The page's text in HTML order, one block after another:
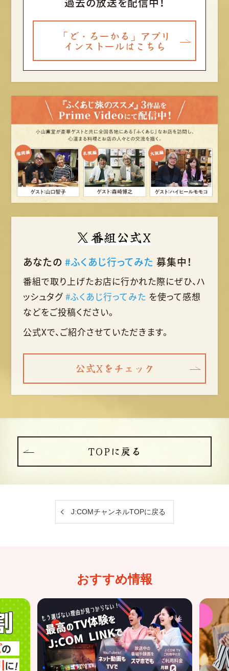
「ど・ろーかる」アプリ
インストールはこちら
番組公式X
あなたの #ふくあじ行ってみた 募集中！
番組で取り上げたお店に行かれた際にぜひ、ハ
ッシュタグ #ふくあじ行ってみた を使って感想
などをご投稿ください。
公式Xで、ご紹介させていただきます。
公式Xをチェック
TOPに戻る
J:COMチャンネルTOPに戻る
おすすめ情報